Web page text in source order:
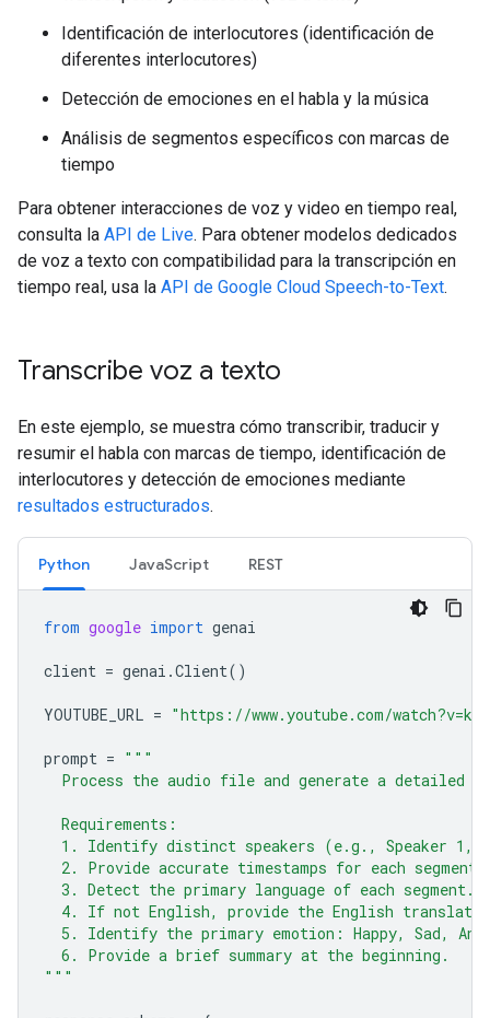
Identificación de interlocutores (identificación de
diferentes interlocutores)
Detección de emociones en el habla y la música
Análisis de segmentos específicos con marcas de
tiempo
Para obtener interacciones de voz y video en tiempo real,
consulta la API de Live. Para obtener modelos dedicados
de voz a texto con compatibilidad para la transcripción en
tiempo real, usa la API de Google Cloud Speech-to-Text.
Transcribe voz a texto
En este ejemplo, se muestra cómo transcribir, traducir y
resumir el habla con marcas de tiempo, identificación de
interlocutores y detección de emociones mediante
resultados estructurados.
Python JavaScript REST
from google import genai
client = genai .Client()
YOUTUBE_URL = "https://www.youtube.com/watch?v=ku-
prompt = """
Process the audio file and generate a detailed
  Requirements:
1. Identify distinct speakers (e.g., Speaker 1,
2. Provide accurate timestamps for each segment
  3. Detect the primary language of each segment.
4. If not English, provide the English
5. Identify the primary emotion: Happy, Sad,
  6. Provide a brief summary at the beginning.
"""